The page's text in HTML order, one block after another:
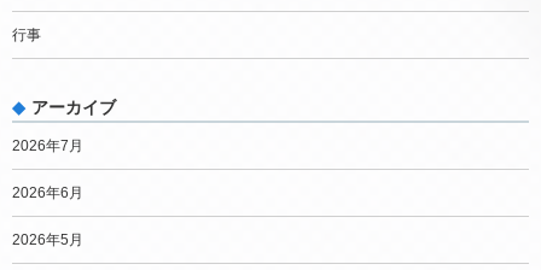
行事
アーカイブ
2026年7月
2026年6月
2026年5月